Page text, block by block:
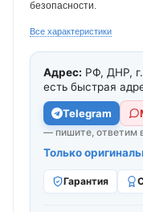
безопасности.
Все характеристики
Адрес: РФ, ДНР,
есть быстрая
Telegram
— пишите, ответим
Только
Гарантия